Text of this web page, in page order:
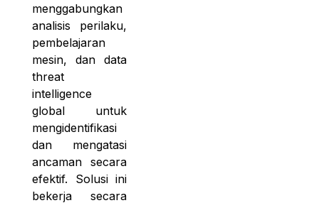
menggabungkan
analisis perilaku,
pembelajaran
mesin, dan data
threat
intelligence
global untuk
mengidentifikasi
dan mengatasi
ancaman secara
efektif. Solusi ini
bekerja secara